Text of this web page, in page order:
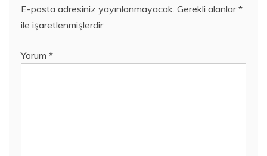
E-posta adresiniz yayınlanmayacak. Gerekli alanlar*
ile işaretlenmişlerdir
Yorum *